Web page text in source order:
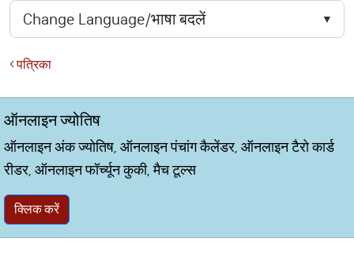
पत्रिका
ऑनलाइन ज्योतिष
ऑनलाइन अंक ज्योतिष, ऑनलाइन पंचांग कैलेंडर, ऑनलाइन टैरो कार्ड
रीडर, ऑनलाइन फॉर्च्यून कुकी, मैच टूल्स
क्लिक करें